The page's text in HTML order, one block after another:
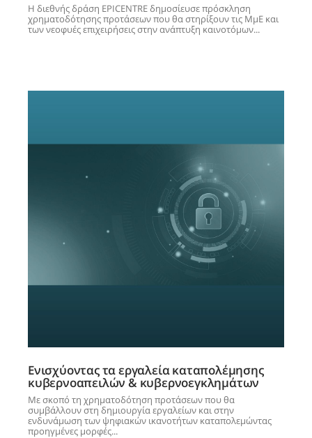
Η διεθνής δράση EPICENTRE δημοσίευσε πρόσκληση
χρηματοδότησης προτάσεων που θα στηρίξουν τις ΜμΕ και
των νεοφυές επιχειρήσεις στην ανάπτυξη καινοτόμων...
Ενισχύοντας τα εργαλεία καταπολέμησης
κυβερνοαπειλών & κυβερνοεγκλημάτων
Με σκοπό τη χρηματοδότηση προτάσεων που θα
συμβάλλουν στη δημιουργία εργαλείων και στην
ενδυνάμωση των ψηφιακών ικανοτήτων καταπολεμώντας
προηγμένες μορφές...